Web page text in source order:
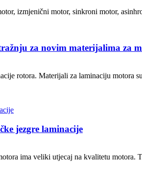
izmjenični motor, sinkroni motor,
za novim materijalima za
rotora. Materijali za laminaciju motora
jezgre laminacije
ima veliki utjecaj na kvalitetu motora.